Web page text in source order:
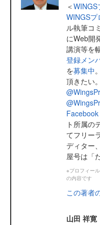
＜WINGS
WINGSプ
ル執筆コ
にWeb開
講演等を
登録メン
を募集中
頂きたい。
Facebook
ト所属の
てフリー
ディター
屋号は「
※プロフィー
の内容です
この著者
山田 祥寛